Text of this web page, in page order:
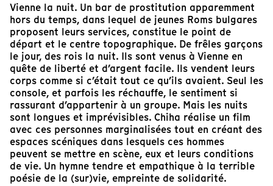
Vienne la nuit. Un bar de prostitution apparemment
hors du temps, dans lequel de jeunes Roms bulgares
proposent leurs services, constitue le point de
départ et le centre topographique. De frêles garçons
le jour, des rois la nuit. Ils sont venus à Vienne en
quête de liberté et d’argent facile. Ils vendent leurs
corps comme si c’était tout ce qu’ils avaient. Seul les
console, et parfois les réchauffe, le sentiment si
rassurant d’appartenir à un groupe. Mais les nuits
sont longues et imprévisibles. Chiha réalise un film
avec ces personnes marginalisées tout en créant des
espaces scéniques dans lesquels ces hommes
peuvent se mettre en scène, eux et leurs conditions
de vie. Un hymne tendre et empathique à la terrible
poésie de la (sur)vie, empreinte de solidarité.